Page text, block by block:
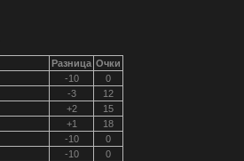
Разница Очки
-10
0
-3
12
+2
15
+1
18
-10
0
-10
0